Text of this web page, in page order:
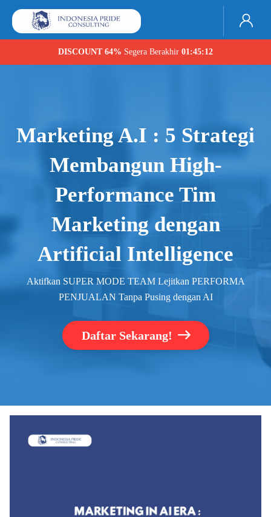
DISCOUNT 64% Segera Berakhir01:45:11
Marketing A.I : 5 Strategi
Membangun High-
Performance Tim
Marketing dengan
Artificial Intelligence
Aktifkan SUPER MODE TEAM Lejitkan PERFORMA
PENJUALAN Tanpa Pusing dengan AI
Daftar Sekarang!